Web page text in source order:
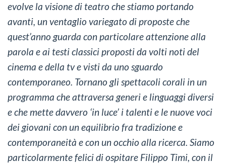
evolve la visione di teatro che stiamo portando
avanti, un ventaglio variegato di proposte che
quest’anno guarda con particolare attenzione alla
parola e ai testi classici proposti da volti noti del
cinema e della tv e visti da uno sguardo
contemporaneo. Tornano gli spettacoli corali in un
programma che attraversa generi e linguaggi diversi
e che mette davvero ‘in luce’ i talenti e le nuove voci
dei giovani con un equilibrio fra tradizione e
contemporaneità e con un occhio alla ricerca. Siamo
particolarmente felici di ospitare Filippo Timi, con il